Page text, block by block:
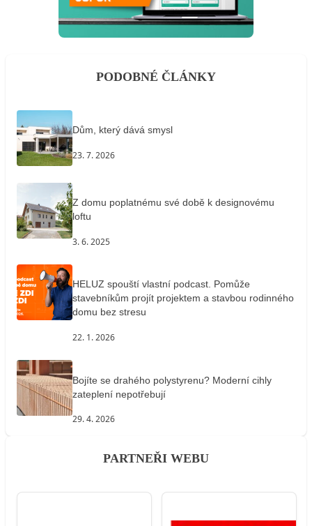
PODOBNÉ ČLÁNKY
Dům, který dává smysl
23. 7. 2026
Z domu poplatnému své době k designovému
loftu
3. 6. 2025
HELUZ spouští vlastní podcast. Pomůže
stavebníkům projít projektem a stavbou rodinného
domu bez stresu
22. 1. 2026
Bojíte se drahého polystyrenu? Moderní cihly
zateplení nepotřebují
29. 4. 2026
PARTNEŘI WEBU